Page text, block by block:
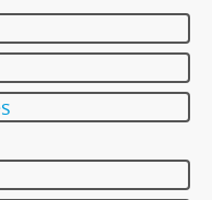
Foto 073, 1925-1935
Foto 074, 1925-1935
Foto 075, 1925-1935
Foto 076, 1925-1935
Foto 078, 1925-1935
Foto 079, 1925-1935